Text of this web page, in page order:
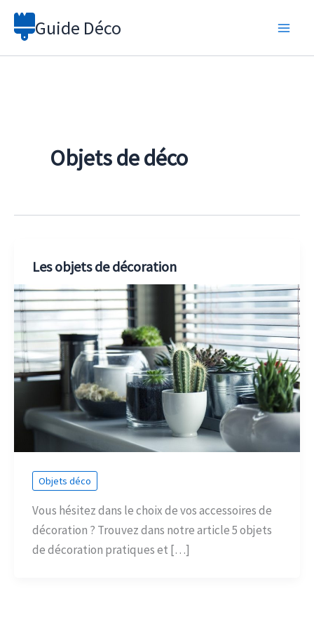
Aller
Guide Déco
Objets de déco
Les objets de décoration
Objets déco
Vous hésitez dans le choix de vos accessoires de
décoration ? Trouvez dans notre article 5 objets
de décoration pratiques et […]